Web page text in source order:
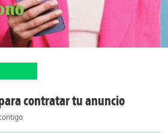
contratar tu anuncio